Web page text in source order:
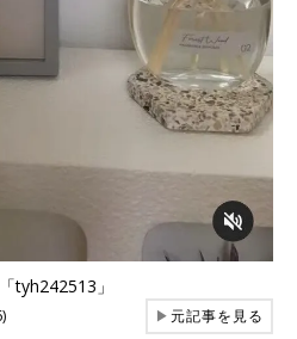
tyh242513」
▶元記事を見る